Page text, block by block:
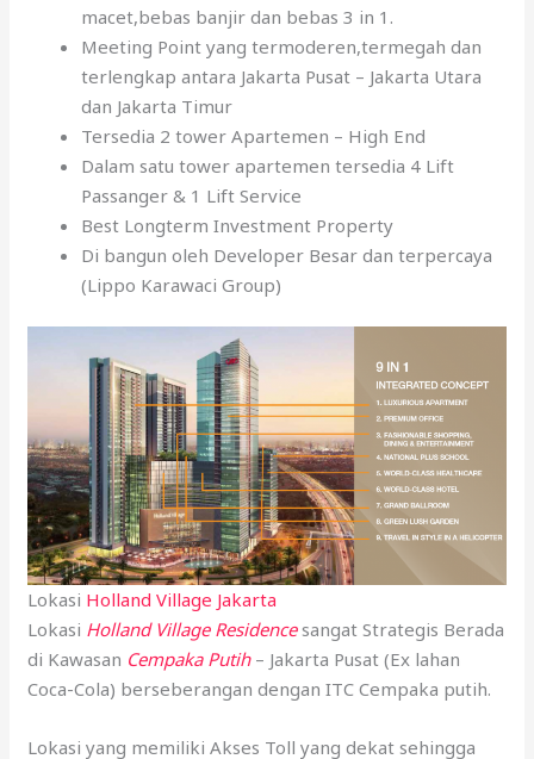
macet,bebas banjir dan bebas 3 in 1.
Meeting Point yang termoderen,termegah dan
terlengkap antara Jakarta Pusat – Jakarta Utara
dan Jakarta Timur
Tersedia 2 tower Apartemen – High End
Dalam satu tower apartemen tersedia 4 Lift
Passanger & 1 Lift Service
Best Longterm Investment Property
Di bangun oleh Developer Besar dan terpercaya
(Lippo Karawaci Group)
Lokasi Holland Village Jakarta
Lokasi Holland Village Residencesangat Strategis Berada
di Kawasan Cempaka Putih– Jakarta Pusat (Ex lahan
Coca-Cola) berseberangan dengan ITC Cempaka putih.
Lokasi yang memiliki Akses Toll yang dekat sehingga